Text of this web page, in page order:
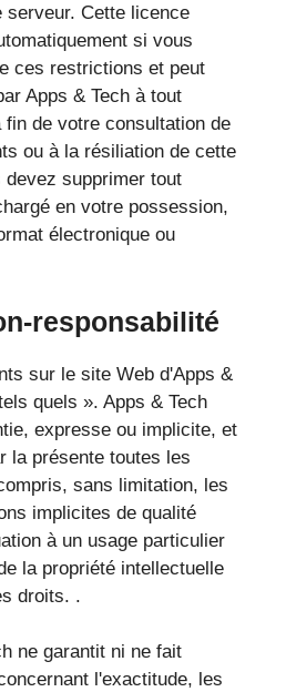
serveur. Cette licence
si vous
ces restrictions et peut
Apps & Tech à tout
fin de votre consultation de
ou à la résiliation de cette
devez supprimer tout
en votre possession,
électronique ou
responsabilité
sur le site Web d'Apps &
quels ». Apps & Tech
expresse ou implicite, et
la présente toutes les
sans limitation, les
implicites de qualité
à un usage particulier
la propriété intellectuelle
droits. .
ne garantit ni ne fait
l'exactitude, les